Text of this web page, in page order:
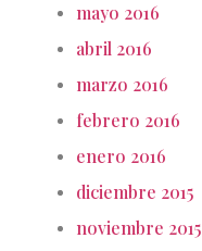
mayo 2016
abril 2016
marzo 2016
febrero 2016
enero 2016
diciembre 2015
noviembre 2015